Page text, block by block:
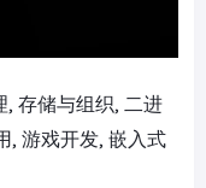
, 存储与组织, 二进
, 游戏开发, 嵌入式